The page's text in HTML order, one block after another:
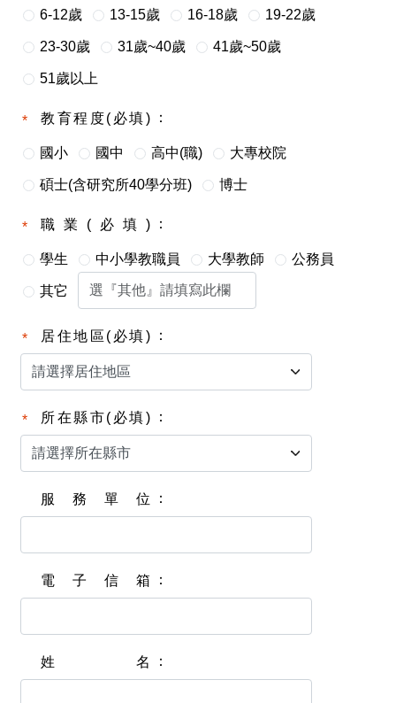
6-12歲 13-15歲 16-18歲 19-22歲
23-30歲 31歲~40歲 41歲~50歲
51歲以上
教育程度(必填)
國小 國中 高中(職) 大專校院
碩士(含研究所40學分班) 博士
職業(必填)
學生 中小學教職員 大學教師 公務員
其它
居住地區(必填)
所在縣市(必填)
服務單位
電子信箱
姓名